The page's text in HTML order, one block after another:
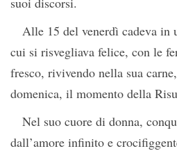
Alle 15 del venerdì cadeva in
cui si risvegliava felice, con le
fresco, rivivendo nella sua
domenica, il momento della
Nel suo cuore di donna,
dall’amore infinito e